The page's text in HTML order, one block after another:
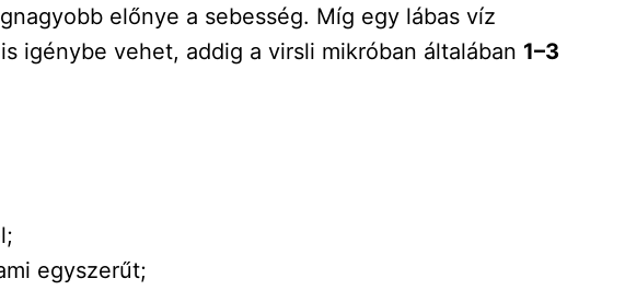
előnye a sebesség. Míg egy lábas víz
igénybe vehet, addig a virsli mikróban általában 1–3
egyszerűt;